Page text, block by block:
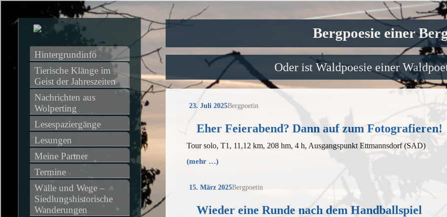
Bergpoesie einer
Oder ist Waldpoesie einer
23. Juli 2025Bergpoetin
Eher Feierabend? Dann auf zum Fotografieren!
Tour solo, T1, 11,12 km, 208 hm, 4 h, Ausgangspunkt Ettmannsdorf (SAD)
(mehr …)
15. März 2025Bergpoetin
Wieder eine Runde nach dem Handballspiel
Hintergrundinfo
Tierische Klänge im
Geist der Jahreszeiten
Nachrichten aus
Wolperting
Lesespaziergänge
Lesungen
Meine Partner
Termine
Wälle und Wege –
Siedlungshistorische
Wanderungen